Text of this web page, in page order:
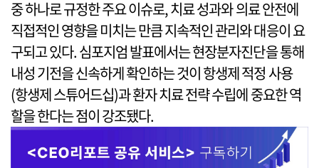
중 하나로 규정한 주요 이슈로, 치료 성과와 의료 안전에
직접적인 영향을 미치는 만큼 지속적인 관리와 대응이 요
구되고 있다. 심포지엄 발표에서는 현장분자진단을 통해
내성 기전을 신속하게 확인하는 것이 항생제 적정 사용
(항생제 스튜어드십)과 환자 치료 전략 수립에 중요한 역
할을 한다는 점이 강조됐다.